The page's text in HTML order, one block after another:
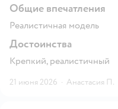
Общие впечатления
Реалистичная модель
Достоинства
Крепкий, реалистичный
21 июня 2026 · Анастасия П.